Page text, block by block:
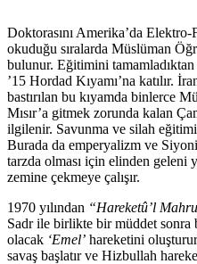
Doktorasını Amerika’da
okuduğu sıralarda Müslüman
bulunur. Eğitimini tamamladıktan
’15 Hordad Kıyamı’na katılır.
bastırılan bu kıyamda binlerce
Mısır’a gitmek zorunda kalan
ilgilenir. Savunma ve silah eğitimi
Burada da emperyalizm ve
tarzda olması için elinden geleni
zemine çekmeye çalışır.
1970 yılından “Hareketû’l
Sadr ile birlikte bir müddet sonra
olacak ‘Emel’ hareketini
savaş başlatır ve Hizbullah